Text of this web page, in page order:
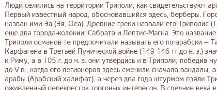
Люди селились на территории Триполи, как свидетельствуют
Первый известный народ, обосновавшийся здесь, берберы.
назван ими Эа (Эя, Оеа). Древние греки назвали его Триполис
еще два города-колонии: Сабрата и Лептис-Магна. Это
Триполи османов те предпочитали называть его по-арабски —
Карфагена в Третьей Пунической войне (149-146 гг до н. э.)
к Риму, а в 105 г. до н. э. они утвердись и в Триполи, победив
до V в., когда его легионеров здесь сменили сначала
арабы (Арабский халифат), а через два года штурмом взяли